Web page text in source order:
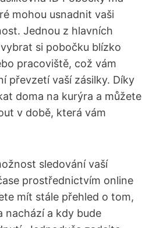
mohou usnadnit vaši
Jednou z hlavních
si pobočku blízko
pracoviště, což vám
převzetí vaší zásilky. Díky
doma na kurýra a můžete
v době, která vám
sledování vaší
prostřednictvím online
mít stále přehled o tom,
nachází a kdy bude